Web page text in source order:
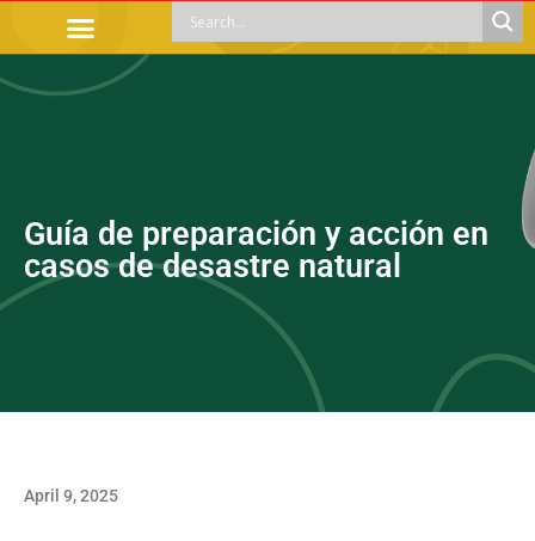
Guía de preparación y acción en
casos de desastre natural
April 9, 2025